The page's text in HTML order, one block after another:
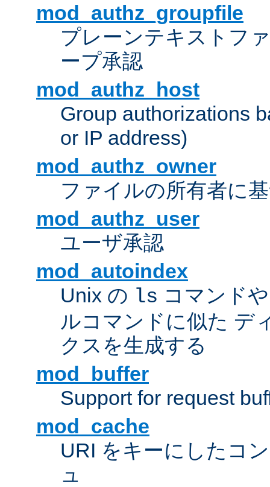
mod_authz_groupfile
プレーンテキストフ
ープ承認
mod_authz_host
Group authorizations
or IP address)
mod_authz_owner
ファイルの所有者に
mod_authz_user
ユーザ承認
mod_autoindex
Unix の ls コマンド
ルコマンドに似た デ
クスを生成する
mod_buffer
Support for request
mod_cache
URI をキーにしたコ
ュ